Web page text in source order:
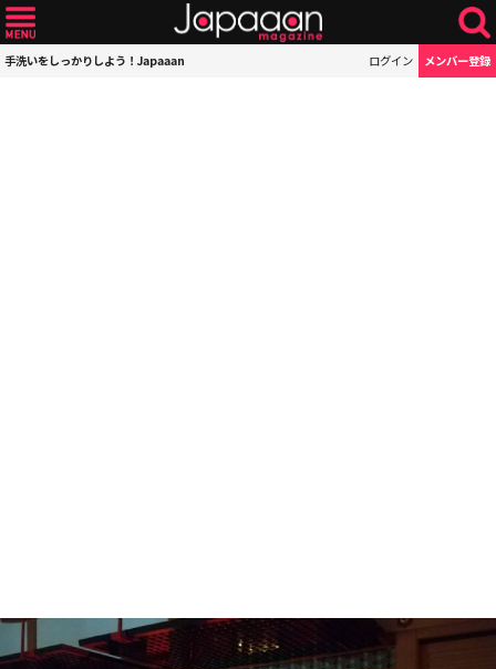
手洗いをしっかりしよう！Japaaan ログイン メンバー登録